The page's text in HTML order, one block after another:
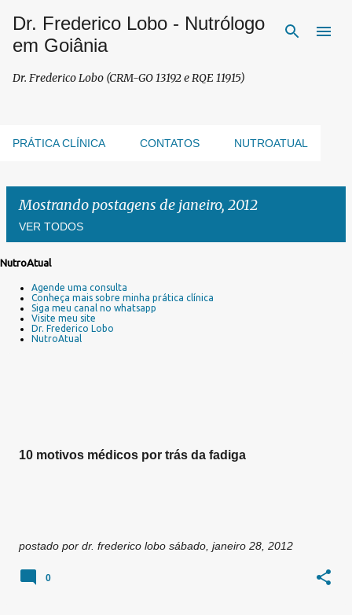
Pular para o conteúdo principal
Dr. Frederico Lobo - Nutrólogo
em Goiânia
Dr. Frederico Lobo (CRM-GO 13192 e RQE 11915)
PRÁTICA CLÍNICA CONTATOS NUTROATUAL
Mostrando postagens de janeiro, 2012
VER TODOS
NutroAtual
Agende uma consulta
Conheça mais sobre minha prática clínica
Siga meu canal no whatsapp
Visite meu site
Dr. Frederico Lobo
NutroAtual
10 motivos médicos por trás da fadiga
postado por dr. frederico lobo sábado, janeiro 28, 2012
0